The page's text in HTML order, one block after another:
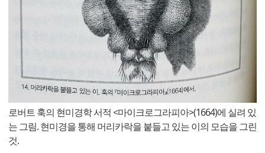
로버트 훅의 현미경학 서적 <마이크로그라피아>(1664)에 실려 있
는 그림. 현미경을 통해 머리카락을 붙들고 있는 이의 모습을 그린
것.